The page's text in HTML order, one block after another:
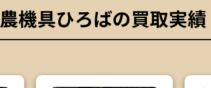
農機具ひろばの買取実績